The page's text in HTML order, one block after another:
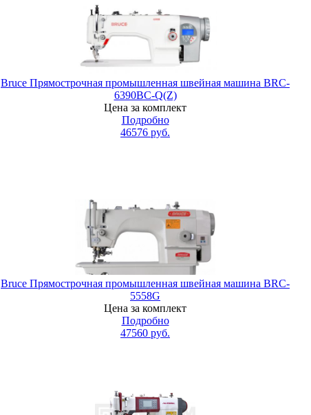
Bruce Прямострочная промышленная швейная машина BRC-
6390BC-Q(Z)
Цена за комплект
Подробно
46576 руб.
Bruce Прямострочная промышленная швейная машина BRC-
5558G
Цена за комплект
Подробно
47560 руб.